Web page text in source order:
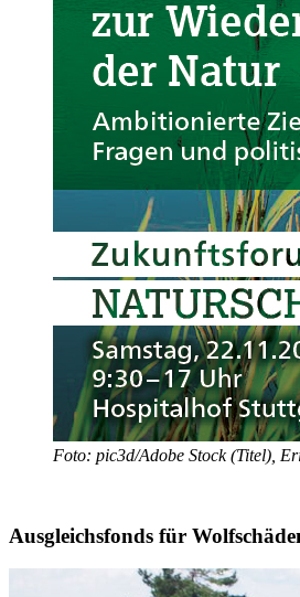
Foto: pic3d/Adobe Stock (Titel),
Ausgleichsfonds für